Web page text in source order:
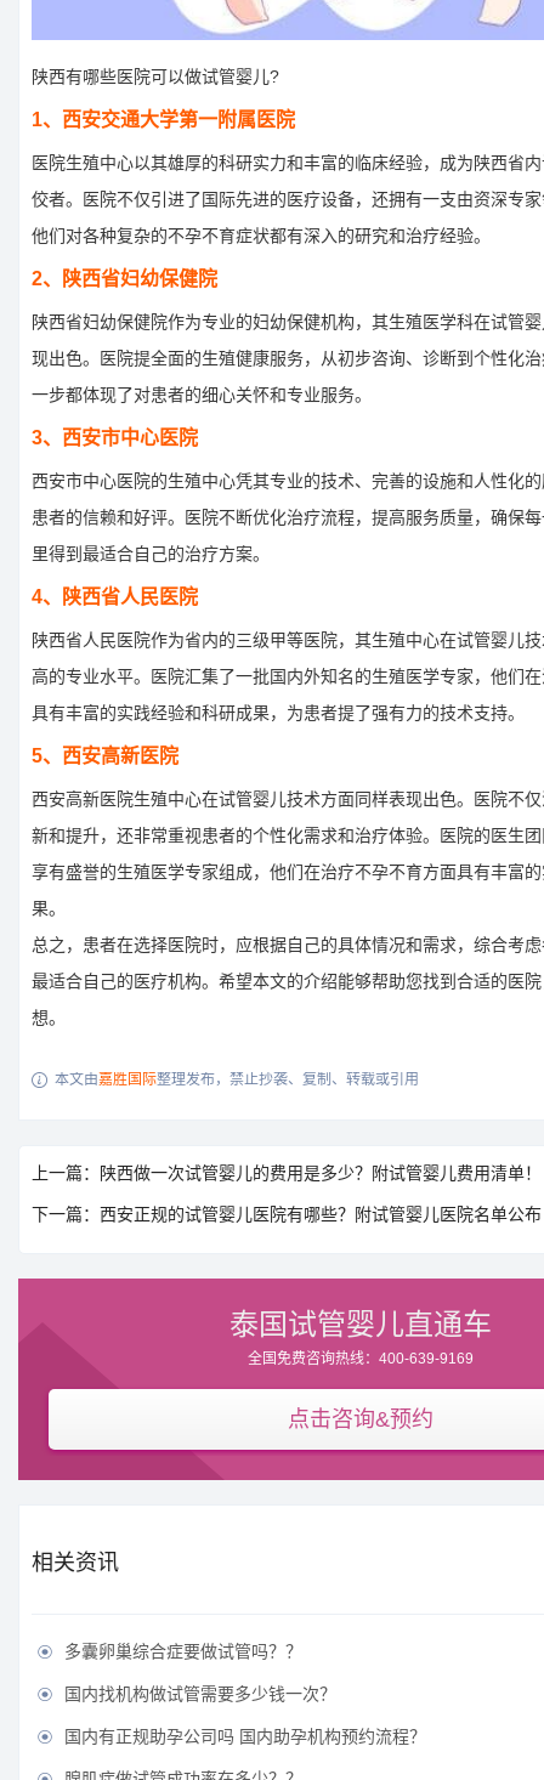
陕西有哪些医院可以做试管婴儿?
1、西安交通大学第一附属医院
医院生殖中心以其雄厚的科研实力和丰富的临床经验，成为陕西省
佼者。医院不仅引进了国际先进的医疗设备，还拥有一支由资深专
他们对各种复杂的不孕不育症状都有深入的研究和治疗经验。
2、陕西省妇幼保健院
陕西省妇幼保健院作为专业的妇幼保健机构，其生殖医学科在试管
现出色。医院提全面的生殖健康服务，从初步咨询、诊断到个性化
一步都体现了对患者的细心关怀和专业服务。
3、西安市中心医院
西安市中心医院的生殖中心凭其专业的技术、完善的设施和人性化
患者的信赖和好评。医院不断优化治疗流程，提高服务质量，确保
里得到最适合自己的治疗方案。
4、陕西省人民医院
陕西省人民医院作为省内的三级甲等医院，其生殖中心在试管婴儿
高的专业水平。医院汇集了一批国内外知名的生殖医学专家，他们
具有丰富的实践经验和科研成果，为患者提了强有力的技术支持。
5、西安高新医院
西安高新医院生殖中心在试管婴儿技术方面同样表现出色。医院不
新和提升，还非常重视患者的个性化需求和治疗体验。医院的医生
享有盛誉的生殖医学专家组成，他们在治疗不孕不育方面具有丰富
果。
总之，患者在选择医院时，应根据自己的具体情况和需求，综合考
最适合自己的医疗机构。希望本文的介绍能够帮助您找到合适的医
想。
 本文由嘉胜国际整理发布，禁止抄袭、复制、转载或引用
上一篇：陕西做一次试管婴儿的费用是多少？附试管婴儿费用清单！
下一篇：西安正规的试管婴儿医院有哪些？附试管婴儿医院名单公
泰国试管婴儿直通车
全国免费咨询热线：400-639-9169
点击咨询&预约
相关资讯
 多囊卵巢综合症要做试管吗？？
 国内找机构做试管需要多少钱一次？
 国内有正规助孕公司吗 国内助孕机构预约流程？